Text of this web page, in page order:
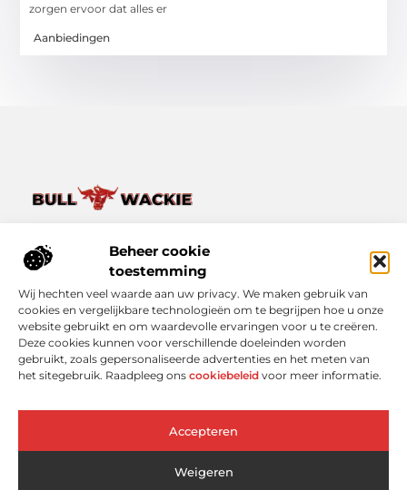
Beheer cookie
toestemming
Wij hechten veel waarde aan uw privacy. We maken gebruik van
cookies en vergelijkbare technologieën om te begrijpen hoe u onze
website gebruikt en om waardevolle ervaringen voor u te creëren.
Deze cookies kunnen voor verschillende doeleinden worden
gebruikt, zoals gepersonaliseerde advertenties en het meten van
het sitegebruik. Raadpleeg ons cookiebeleid voor meer informatie.
Accepteren
Weigeren
zorgen ervoor dat alles er
Aanbiedingen
het op Bullwackie.nl.
Verken een breed scala aan blogs en artikelen die je inspireren,
informeren en verrijken, van kleine momenten tot grote
inzichten.
Bericht categorie
Onze informatie